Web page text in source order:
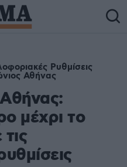
Ρυθμίσεις
Αθήνας
μέχρι το